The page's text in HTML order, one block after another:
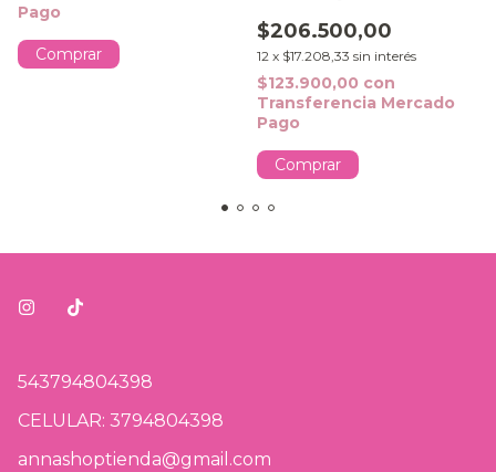
Pago
Comprar
$206.500,00
12 x $17.208,33 sin interés
$123.900,00 con
Transferencia Mercado
Pago
Comprar
543794804398
CELULAR: 3794804398
annashoptienda@gmail.com